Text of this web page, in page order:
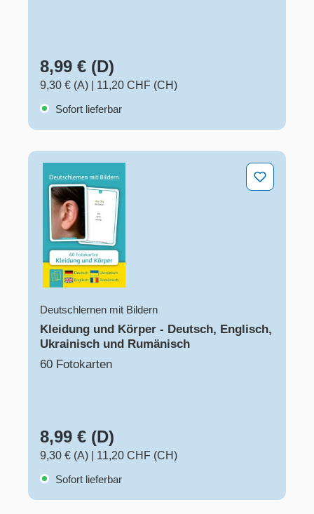
8,99 € (D)
9,30 € (A)
11,20 CHF (CH)
Sofort lieferbar
Kleidung und Körper - Deutsch, Englisch, Ukrainisch
Deutschlernen mit Bildern
Kleidung und Körper - Deutsch, Englisch,
Ukrainisch und Rumänisch
60 Fotokarten
8,99 € (D)
9,30 € (A)
11,20 CHF (CH)
Sofort lieferbar